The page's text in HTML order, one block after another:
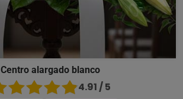
Centro alargado blanco
4.91 / 5